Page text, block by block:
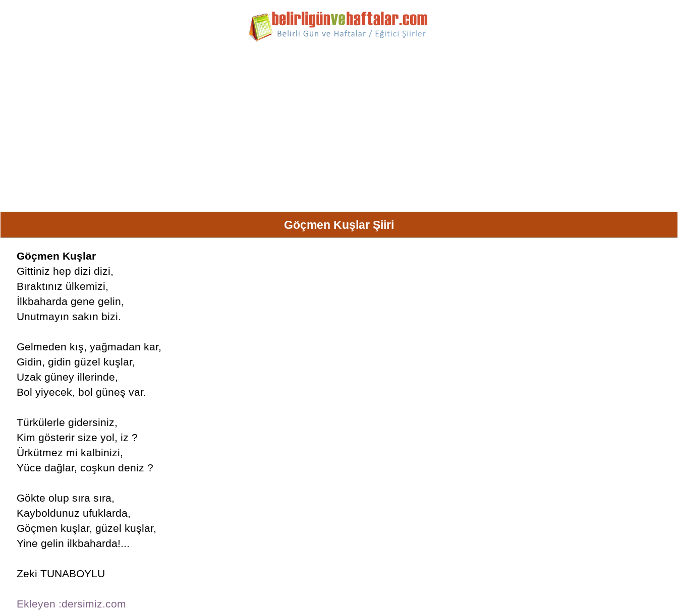
Göçmen Kuşlar Şiiri
Göçmen Kuşlar
Gittiniz hep dizi dizi,
Bıraktınız ülkemizi,
İlkbaharda gene gelin,
Unutmayın sakın bizi.
Gelmeden kış, yağmadan kar,
Gidin, gidin güzel kuşlar,
Uzak güney illerinde,
Bol yiyecek, bol güneş var.
Türkülerle gidersiniz,
Kim gösterir size yol, iz ?
Ürkütmez mi kalbinizi,
Yüce dağlar, coşkun deniz ?
Gökte olup sıra sıra,
Kayboldunuz ufuklarda,
Göçmen kuşlar, güzel kuşlar,
Yine gelin ilkbaharda!...
Zeki TUNABOYLU
Ekleyen :dersimiz.com